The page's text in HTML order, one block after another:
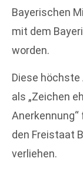
Bayerischen
mit dem
worden.
Diese
als „Zeichen
den Freistaat
verliehen.